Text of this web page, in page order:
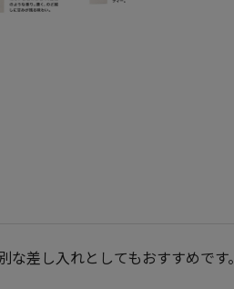
差し入れとしてもおすすめです。